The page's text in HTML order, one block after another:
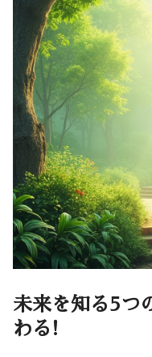
未来を知る5つ
わる!